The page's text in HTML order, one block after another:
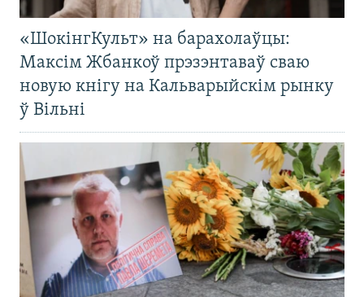
«ШокінгКульт» на барахолаўцы:
Максім Жбанкоў прэзэнтаваў сваю
новую кнігу на Кальварыйскім рынку
ў Вільні